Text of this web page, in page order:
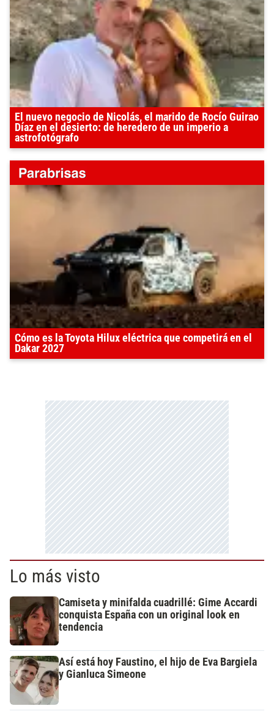
El nuevo negocio de Nicolás, el marido de Rocío Guirao
Díaz en el desierto: de heredero de un imperio a
astrofotógrafo
Cómo es la Toyota Hilux eléctrica que competirá en el
Dakar 2027
Lo más visto
Camiseta y minifalda cuadrillé: Gime Accardi
conquista España con un original look en
tendencia
Así está hoy Faustino, el hijo de Eva Bargiela
y Gianluca Simeone